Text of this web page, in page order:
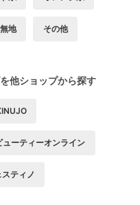
地 その他
他ショップから探す
ューティーオンライン
スティノ